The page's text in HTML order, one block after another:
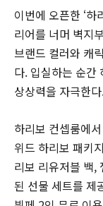
이번에 오픈한 ‘하
리어를 너머 벽지
브랜드 컬러와 캐
다. 입실하는 순간
상상력을 자극한
하리보 컨셉룸에
위드 하리보 패키
리보 리유저블 백,
된 선물 세트를 제